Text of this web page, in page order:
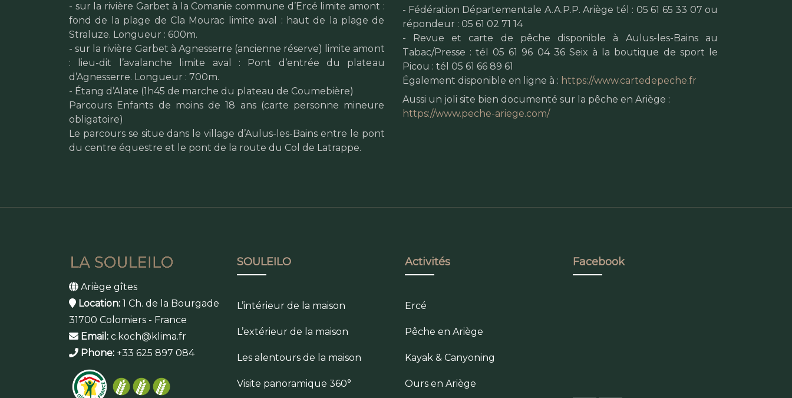
- sur la rivière Garbet à la Comanie commune d’Ercé limite amont :
fond de la plage de Cla Mourac limite aval : haut de la plage de
Straluze. Longueur : 600m.
- sur la rivière Garbet à Agnesserre (ancienne réserve) limite amont
: lieu-dit l’avalanche limite aval : Pont d’entrée du plateau
d’Agnesserre. Longueur : 700m.
- Étang d’Alate (1h45 de marche du plateau de Coumebière)
Parcours Enfants de moins de 18 ans (carte personne mineure
obligatoire)
Le parcours se situe dans le village d’Aulus-les-Bains entre le pont
du centre équestre et le pont de la route du Col de Latrappe.
- Fédération Départementale A.A.P.P. Ariège tél : 05 61 65 33 07 ou
répondeur : 05 61 02 71 14
- Revue et carte de pêche disponible à Aulus-les-Bains au
Tabac/Presse : tél 05 61 96 04 36 Seix à la boutique de sport le
Picou : tél 05 61 66 89 61
Également disponible en ligne à : https://www.cartedepeche.fr
Aussi un joli site bien documenté sur la pêche en Ariège :
https://www.peche-ariege.com/
Ariège gîtes
Location: 1 Ch. de la Bourgade
31700 Colomiers - France
Email: c.koch@klima.fr
Phone: +33 625 897 084
SOULEILO
L’intérieur de la maison
L’extérieur de la maison
Les alentours de la maison
Visite panoramique 360°
Activités
Ercé
Pêche en Ariège
Kayak & Canyoning
Ours en Ariège
Facebook